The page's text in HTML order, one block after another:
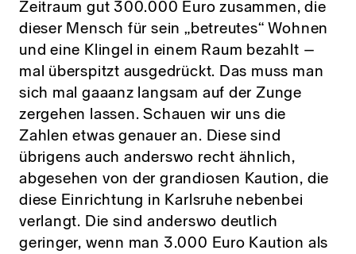
Zeitraum gut 300.000 Euro zusammen, die
dieser Mensch für sein „betreutes“ Wohnen
und eine Klingel in einem Raum bezahlt –
mal überspitzt ausgedrückt. Das muss man
sich mal gaaanz langsam auf der Zunge
zergehen lassen. Schauen wir uns die
Zahlen etwas genauer an. Diese sind
übrigens auch anderswo recht ähnlich,
abgesehen von der grandiosen Kaution, die
diese Einrichtung in Karlsruhe nebenbei
verlangt. Die sind anderswo deutlich
geringer, wenn man 3.000 Euro Kaution als